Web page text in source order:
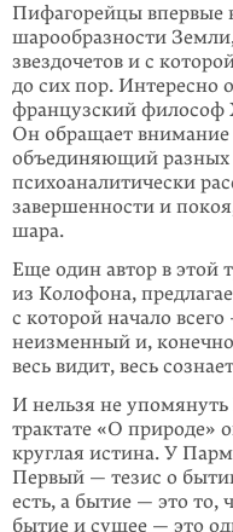
Пифагорейцы впервые
шарообразности
звездочетов и с
до сих пор. Интересно
французский философ
Он обращает внимание
объединяющий разных
психоаналитически
завершенности и
шара.
Еще один автор в этой
из Колофона,
с которой начало
неизменный и,
весь видит, весь
И нельзя не
трактате «О природе»
круглая истина. У
Первый — тезис о
есть, а бытие — это то,
бытие и сущее — это